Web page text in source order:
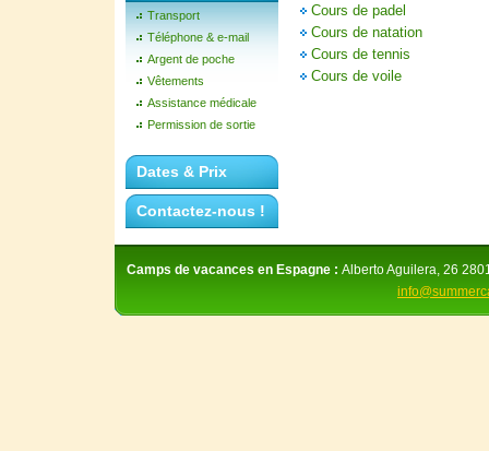
Transport
Téléphone & e-mail
Argent de poche
Vêtements
Assistance médicale
Permission de sortie
Dates & Prix
Contactez-nous !
Cours de padel
Cours de natation
Cours de tennis
Cours de voile
Camps de vacances en Espagne : Alberto Aguilera, 26